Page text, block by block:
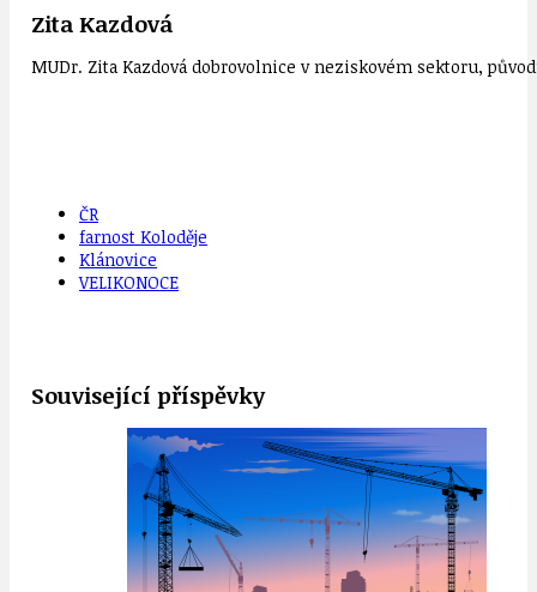
Zita Kazdová
MUDr. Zita Kazdová dobrovolnice v neziskovém sektoru,
ČR
farnost Koloděje
Klánovice
VELIKONOCE
Související příspěvky